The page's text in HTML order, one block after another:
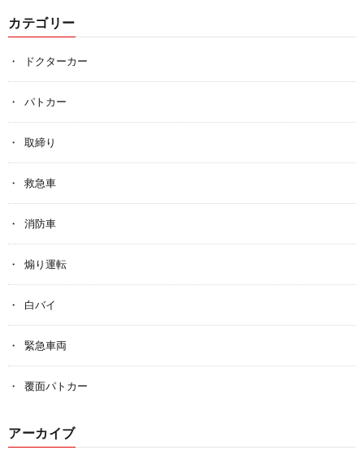
カテゴリー
ドクターカー
パトカー
取締り
救急車
消防車
煽り運転
白バイ
緊急車両
覆面パトカー
アーカイブ